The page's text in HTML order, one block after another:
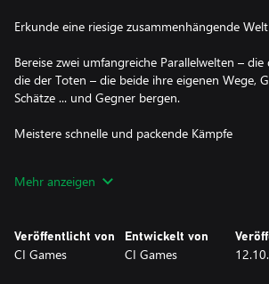
Erkunde eine riesige zusammenhängende Welt
Bereise zwei umfangreiche Parallelwelten –
die der Toten – die beide ihre eigenen Wege,
Schätze ... und Gegner bergen.
Meistere schnelle und packende Kämpfe
von schweren Dreschflegeln bis hin zu schnell
Definiere deine Legende
Mehr anzeigen
Veröffentlicht von
CI Games
Entwickelt von
CI Games